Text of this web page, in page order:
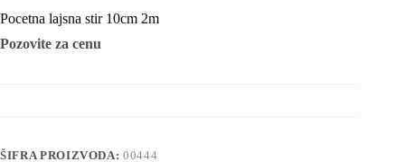
Pocetna lajsna stir 10cm 2m
Pozovite za cenu
ŠIFRA PROIZVODA:00444